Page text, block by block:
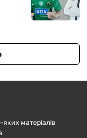
матеріалів